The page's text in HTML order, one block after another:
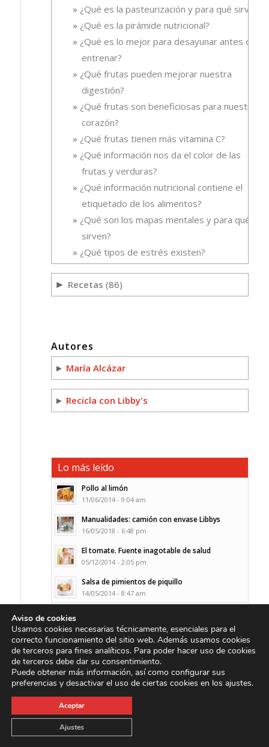
¿Qué es la pasteurización y para qué sirve?
¿Qué es la pirámide nutricional?
¿Qué es lo mejor para desayunar antes de
entrenar?
¿Qué frutas pueden mejorar nuestra
digestión?
¿Qué frutas son beneficiosas para nuestro
corazón?
¿Qué frutas tienen más vitamina C?
¿Qué información nos da el color de las
frutas y verduras?
¿Qué información nutricional contiene el
etiquetado de los alimentos?
¿Qué son los mapas mentales y para qué
sirven?
¿Qué tipos de estrés existen?
► Recetas (86)
Autores
► María Alcázar
► Recicla con Libby's
Lo más leído
Pollo al limón
11/06/2014 - 9:04 am
Manualidades: camión con envase Libbys
16/05/2018 - 6:48 pm
El tomate. Fuente inagotable de salud
05/12/2014 - 2:05 pm
Salsa de pimientos de piquillo
14/05/2014 - 8:47 am
Lo último
Comentarios
Aviso de cookies
Usamos cookies necesarias técnicamente, esenciales para el
correcto funcionamiento del sitio web. Además usamos cookies
de terceros para fines analíticos. Para poder hacer uso de cookies
de terceros debe dar su consentimiento.
Puede obtener más información, así como configurar sus
preferencias y desactivar el uso de ciertas cookies en los ajustes.
Aceptar
Ajustes